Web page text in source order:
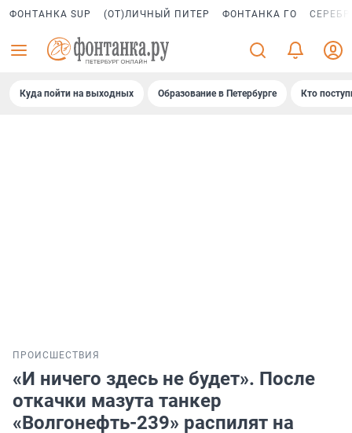
ФОНТАНКА SUP (ОТ)ЛИЧНЫЙ ПИТЕР ФОНТАНКА ГО
Куда пойти на выходных Образование в Петербурге Кто
ПРОИСШЕСТВИЯ
«И ничего здесь не будет». После
откачки мазута танкер
«Волгонефть-239» распилят на